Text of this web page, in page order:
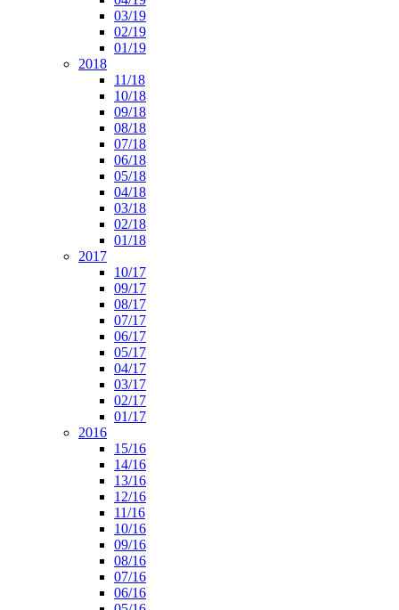
03/19
02/19
01/19
2018
11/18
10/18
09/18
08/18
07/18
06/18
05/18
04/18
03/18
02/18
01/18
2017
10/17
09/17
08/17
07/17
06/17
05/17
04/17
03/17
02/17
01/17
2016
15/16
14/16
13/16
12/16
11/16
10/16
09/16
08/16
07/16
06/16